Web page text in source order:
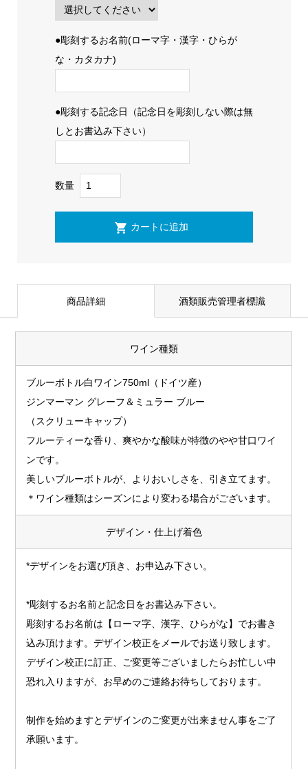
●彫刻するお名前(ローマ字・漢字・ひらが
な・カタカナ)
●彫刻する記念日（記念日を彫刻しない際は無
しとお書込み下さい）
数量
商品詳細 酒類販売管理者標識
ワイン種類
ブルーボトル白ワイン750ml（ドイツ産）
ジンマーマン グレーフ＆ミュラー ブルー
（スクリューキャップ）
フルーティーな香り、爽やかな酸味が特徴のやや甘口ワイ
ンです。
美しいブルーボトルが、よりおいしさを、引き立てます。
＊ワイン種類はシーズンにより変わる場合がございます。
デザイン・仕上げ着色
*デザインをお選び頂き、お申込み下さい。
*彫刻するお名前と記念日をお書込み下さい。
彫刻するお名前は【ローマ字、漢字、ひらがな】でお書き
込み頂けます。デザイン校正をメールでお送り致します。
デザイン校正に訂正、ご変更等ございましたらお忙しい中
恐れ入りますが、お早めのご連絡お待ちしております。
制作を始めますとデザインのご変更が出来ません事をご了
承願います。